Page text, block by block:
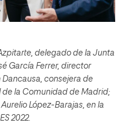
delegado de la Junta
García Ferrer, director
consejera de
de la Comunidad de Madrid;
López-Barajas, en la
2022.